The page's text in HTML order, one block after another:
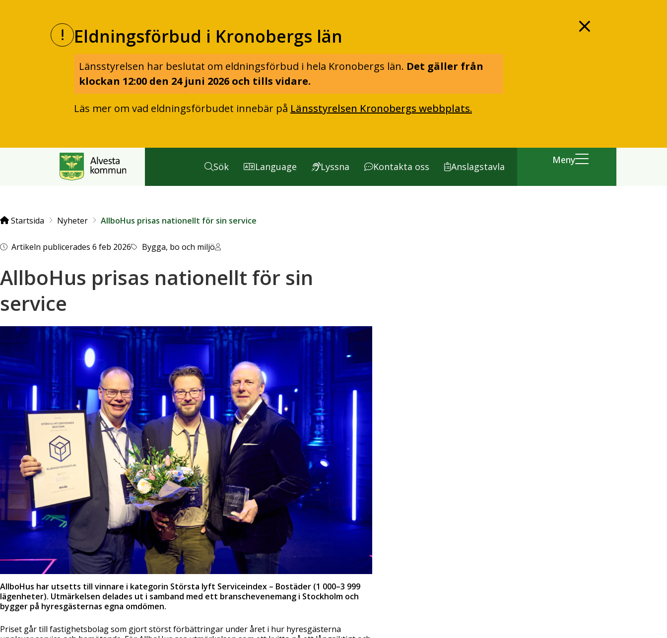
Eldningsförbud i Kronobergs län
Länsstyrelsen har beslutat om eldningsförbud i hela Kronobergs län. Det gäller från
klockan 12:00 den 24 juni 2026 och tills vidare.
Läs mer om vad eldningsförbudet innebär på Länsstyrelsen Kronobergs webbplats.
Sök Language Lyssna Kontakta oss Anslagstavla
Meny
Startsida Nyheter AllboHus prisas nationellt för sin service
Artikeln publicerades 6 feb 2026 Bygga, bo och miljö
AllboHus prisas nationellt för sin
service
AllboHus har utsetts till vinnare i kategorin Största lyft Serviceindex – Bostäder (1 000–3 999
lägenheter). Utmärkelsen delades ut i samband med ett branschevenemang i Stockholm och
bygger på hyresgästernas egna omdömen.
Priset går till fastighetsbolag som gjort störst förbättringar under året i hur hyresgästerna